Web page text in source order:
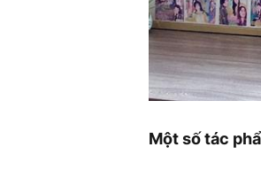
Một số tác